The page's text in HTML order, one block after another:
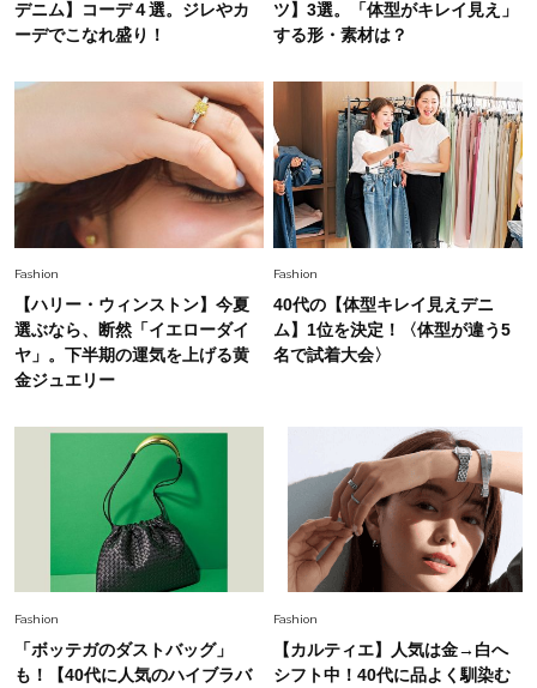
毎日忙しい40代が頼れる！無難に見えない【ひ
とくせ黒ワンピ】〈5選〉
Fashion 2026.7.9
スタイリストが本気で推す！40代がほどよく華
やぐ【甘め黒アイテム】3選
デニム】コーデ４選。ジレやカ
ーデでこなれ盛り！
ツ】3選。「体型がキレイ見え」
する形・素材は？
Fashion
【ハリー・ウィンストン】今夏
選ぶなら、断然「イエローダイ
ヤ」。下半期の運気を上げる黄
金ジュエリー
Fashion
40代の【体型キレイ見えデニ
ム】1位を決定！〈体型が違う5
名で試着大会〉
Fashion
「ボッテガのダストバッグ」
も！【40代に人気のハイブラバ
Fashion
【カルティエ】人気は金→白へ
シフト中！40代に品よく馴染む